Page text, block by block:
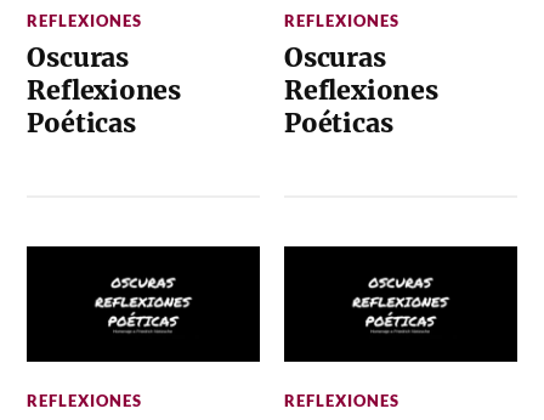
REFLEXIONES
Oscuras
Reflexiones
Poéticas
REFLEXIONES
Oscuras
Reflexiones
Poéticas
REFLEXIONES REFLEXIONES